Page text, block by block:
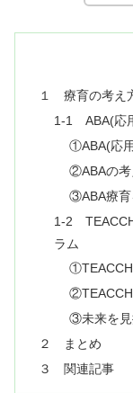
１ 療育の考え
1-1 ABA(応
①ABA(応
②ABAの考
③ABA療育
1-2
ラム
③未来を見
２ まとめ
３ 関連記事